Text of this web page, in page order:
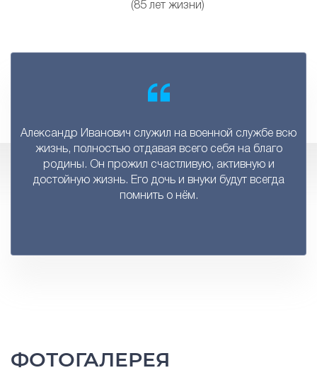
(85 лет жизни)
Александр Иванович служил на военной службе всю
жизнь, полностью отдавая всего себя на благо
родины. Он прожил счастливую, активную и
достойную жизнь. Его дочь и внуки будут всегда
помнить о нём.
ФОТОГАЛЕРЕЯ